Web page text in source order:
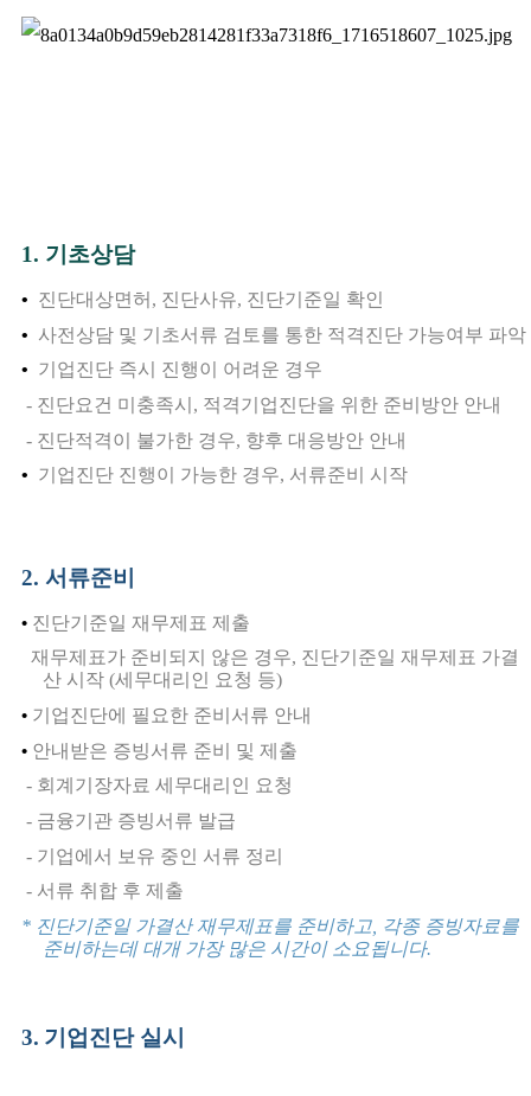
1. 기초상담
• 진단대상면허, 진단사유, 진단기준일 확인
• 사전상담 및 기초서류 검토를 통한 적격진단 가능여부 파악
• 기업진단 즉시 진행이 어려운 경우
- 진단요건 미충족시, 적격기업진단을 위한 준비방안 안내
- 진단적격이 불가한 경우, 향후 대응방안 안내
• 기업진단 진행이 가능한 경우, 서류준비 시작
2. 서류준비
• 진단기준일 재무제표 제출
재무제표가 준비되지 않은 경우, 진단기준일 재무제표 가결
산 시작 (세무대리인 요청 등)
• 기업진단에 필요한 준비서류 안내
• 안내받은 증빙서류 준비 및 제출
- 회계기장자료 세무대리인 요청
- 금융기관 증빙서류 발급
- 기업에서 보유 중인 서류 정리
- 서류 취합 후 제출
* 진단기준일 가결산 재무제표를 준비하고, 각종 증빙자료를
준비하는데 대개 가장 많은 시간이 소요됩니다.
3. 기업진단 실시